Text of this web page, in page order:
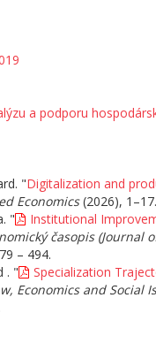
a podporu
"Digitalization and
Economics(2026), 1–17.
"
Institutional
časopis (Journal
– 494.
. "
Specialization
Economics and Social